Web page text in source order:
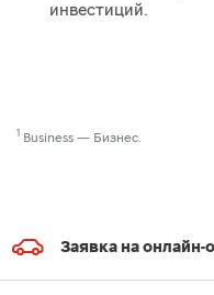
инвестиций.
1 Business — Бизнес.
Заявка на онлайн-